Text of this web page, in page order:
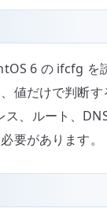
6 の ifcfg を
値だけで判断す
ス、ルート、
要があります。